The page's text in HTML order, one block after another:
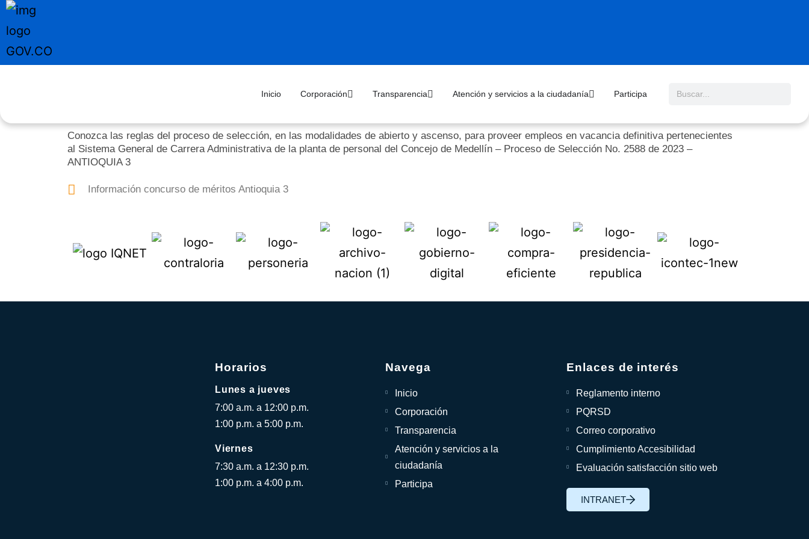
Inicio Corporación Transparencia Atención y servicios a la ciudadanía Participa
Conozca las reglas del proceso de selección, en las modalidades de abierto y ascenso, para proveer empleos en vacancia definitiva pertenecientes
al Sistema General de Carrera Administrativa de la planta de personal del Concejo de Medellín – Proceso de Selección No. 2588 de 2023 –
ANTIOQUIA 3
Información concurso de méritos Antioquia 3
Horarios
Lunes a jueves
7:00 a.m. a 12:00 p.m.
1:00 p.m. a 5:00 p.m.
Viernes
7:30 a.m. a 12:30 p.m.
1:00 p.m. a 4:00 p.m.
Navega
Inicio
Corporación
Transparencia
Atención y servicios a la
ciudadanía
Participa
Enlaces de interés
Reglamento interno
PQRSD
Correo corporativo
Cumplimiento Accesibilidad
Evaluación satisfacción sitio web
INTRANET